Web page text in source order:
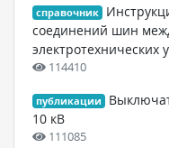
справочник
соединений шин
электротехнических
114410
публикации
10 кВ
111085